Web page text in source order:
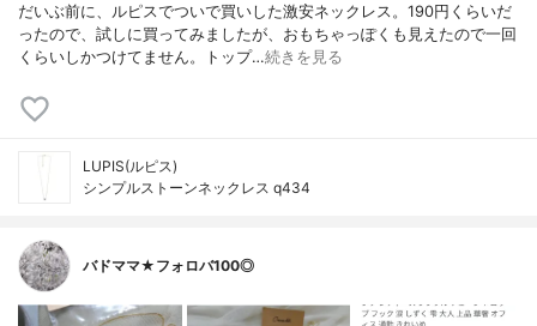
だいぶ前に、ルピスでついで買いした激安ネックレス。190円くらいだ
ったので、試しに買ってみましたが、おもちゃっぽくも見えたので一回
くらいしかつけてません。トップ…続きを見る
LUPIS(ルピス)
シンプルストーンネックレス q434
バドママ★フォロバ100◎